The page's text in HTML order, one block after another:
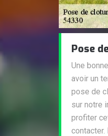
Pose
Une
avoir un
pose de
sur notre
profiter